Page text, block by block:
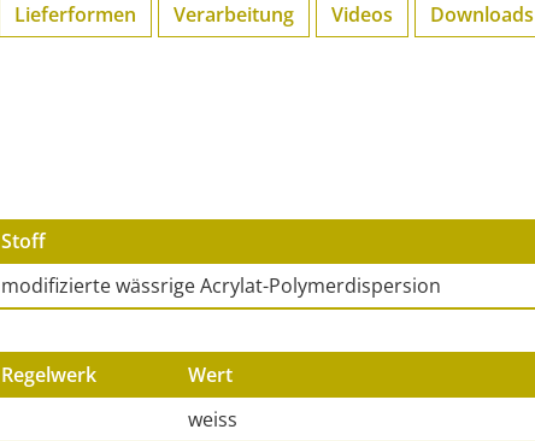
Lieferformen Verarbeitung Videos Downloads
Stoff
modifizierte wässrige Acrylat-Polymerdispersion
Regelwerk
Wert
weiss